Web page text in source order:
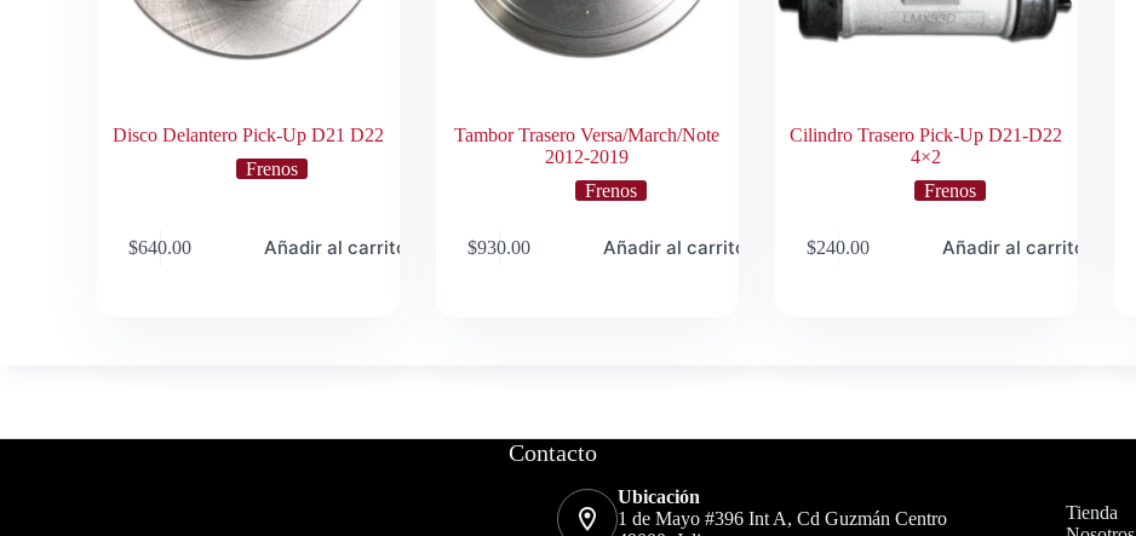
Disco Delantero Pick-Up D21 D22
Frenos
$640.00 Añadir al carrito
Tambor Trasero Versa/March/Note
2012-2019
Frenos
$930.00 Añadir al carrito
Cilindro Trasero Pick-Up D21-D22
4×2
Frenos
$240.00 Añadir al carrito
Contacto
Ubicación
1 de Mayo #396 Int A, Cd Guzmán Centro
Tienda